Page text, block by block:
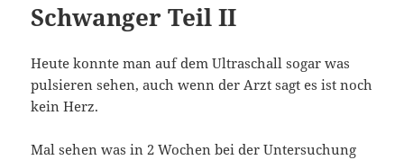
Schwanger Teil II
Heute konnte man auf dem Ultraschall sogar was
pulsieren sehen, auch wenn der Arzt sagt es ist noch
kein Herz.
Mal sehen was in 2 Wochen bei der Untersuchung